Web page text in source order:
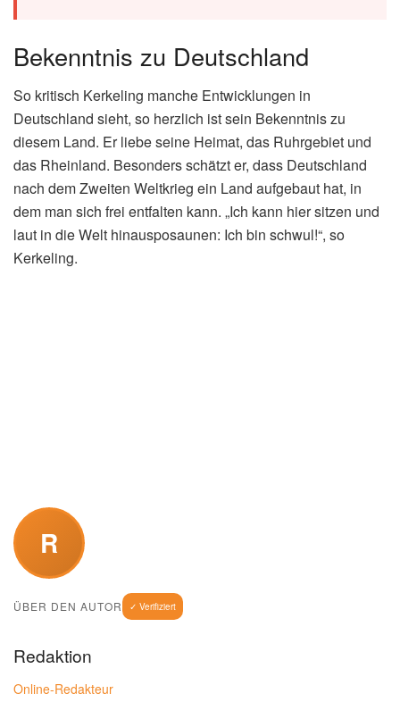
Bekenntnis zu Deutschland
So kritisch Kerkeling manche Entwicklungen in
Deutschland sieht, so herzlich ist sein Bekenntnis zu
diesem Land. Er liebe seine Heimat, das Ruhrgebiet und
das Rheinland. Besonders schätzt er, dass Deutschland
nach dem Zweiten Weltkrieg ein Land aufgebaut hat, in
dem man sich frei entfalten kann. „Ich kann hier sitzen und
laut in die Welt hinausposaunen: Ich bin schwul!“, so
Kerkeling.
R
ÜBER DEN AUTOR ✓ Verifiziert
Redaktion
Online-Redakteur